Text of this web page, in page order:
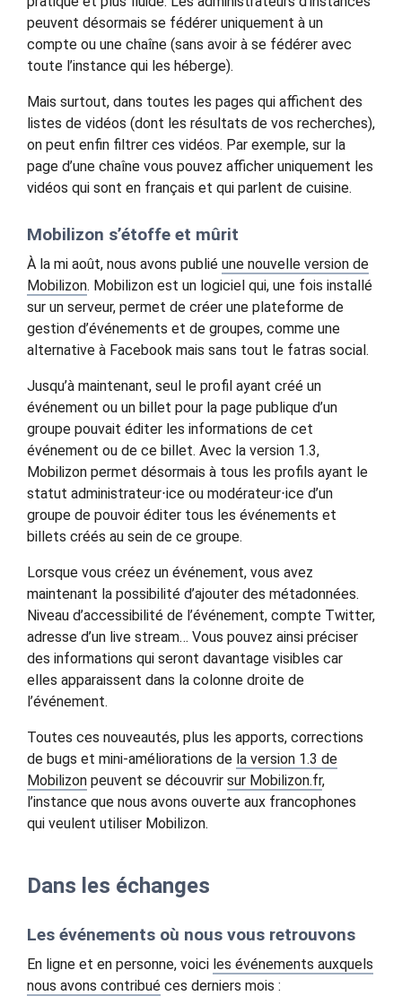
peuvent désormais se fédérer uniquement à un
compte ou une chaîne (sans avoir à se fédérer avec
toute l’instance qui les héberge).
Mais surtout, dans toutes les pages qui affichent des
listes de vidéos (dont les résultats de vos recherches),
on peut enfin filtrer ces vidéos. Par exemple, sur la
page d’une chaîne vous pouvez afficher uniquement les
vidéos qui sont en français et qui parlent de cuisine.
Mobilizon s’étoffe et mûrit
À la mi août, nous avons publié une nouvelle version de
Mobilizon. Mobilizon est un logiciel qui, une fois installé
sur un serveur, permet de créer une plateforme de
gestion d’événements et de groupes, comme une
alternative à Facebook mais sans tout le fatras social.
Jusqu’à maintenant, seul le profil ayant créé un
événement ou un billet pour la page publique d’un
groupe pouvait éditer les informations de cet
événement ou de ce billet. Avec la version 1.3,
Mobilizon permet désormais à tous les profils ayant le
statut administrateur⋅ice ou modérateur⋅ice d’un
groupe de pouvoir éditer tous les événements et
billets créés au sein de ce groupe.
Lorsque vous créez un événement, vous avez
maintenant la possibilité d’ajouter des métadonnées.
Niveau d’accessibilité de l’événement, compte Twitter,
adresse d’un live stream… Vous pouvez ainsi préciser
des informations qui seront davantage visibles car
elles apparaissent dans la colonne droite de
l’événement.
Toutes ces nouveautés, plus les apports, corrections
de bugs et mini-améliorations de la version 1.3 de
Mobilizon peuvent se découvrir sur Mobilizon.fr,
l’instance que nous avons ouverte aux francophones
qui veulent utiliser Mobilizon.
Dans les échanges
Les événements où nous vous retrouvons
En ligne et en personne, voici les événements auxquels
nous avons contribué ces derniers mois :